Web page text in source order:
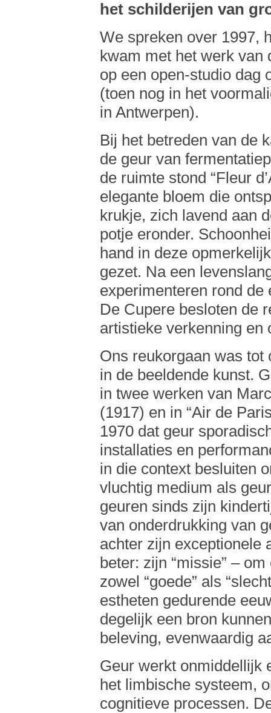
het schilderijen van
We spreken over 1997,
kwam met het werk van
op een open-studio dag
(toen nog in het
in Antwerpen).
Bij het betreden van de
de geur van
de ruimte stond “Fleur
elegante bloem die
krukje, zich lavend aan
potje eronder.
hand in deze
gezet. Na een
experimenteren rond de
De Cupere besloten de
artistieke verkenning en
Ons reukorgaan was tot
in de beeldende kunst.
in twee werken van
(1917) en in “Air de
1970 dat geur
installaties en
in die context besluiten
vluchtig medium als
geuren sinds zijn
van onderdrukking van
achter zijn exceptionele
beter: zijn “missie” –
zowel “goede” als
estheten gedurende
degelijk een bron
beleving, evenwaardig
Geur werkt onmiddellijk
het limbische systeem,
cognitieve processen.